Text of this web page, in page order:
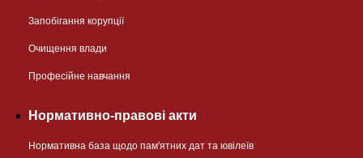
Запобігання корупції
Очищення влади
Професійне навчання
Нормативно-правові акти
Нормативна база щодо пам'ятних дат та ювілеїв